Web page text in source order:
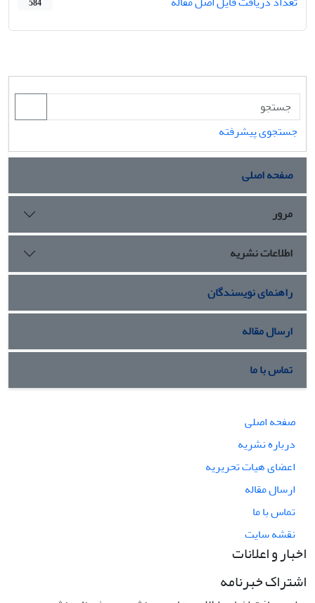
جستجوی پیشرفته
صفحه اصلی
مرور
اطلاعات نشریه
راهنمای نویسندگان
ارسال مقاله
تماس با ما
صفحه اصلی
درباره نشریه
اعضای هیات تحریریه
ارسال مقاله
تماس با ما
نقشه سایت
اخبار و اعلانات
اشتراک خبرنامه